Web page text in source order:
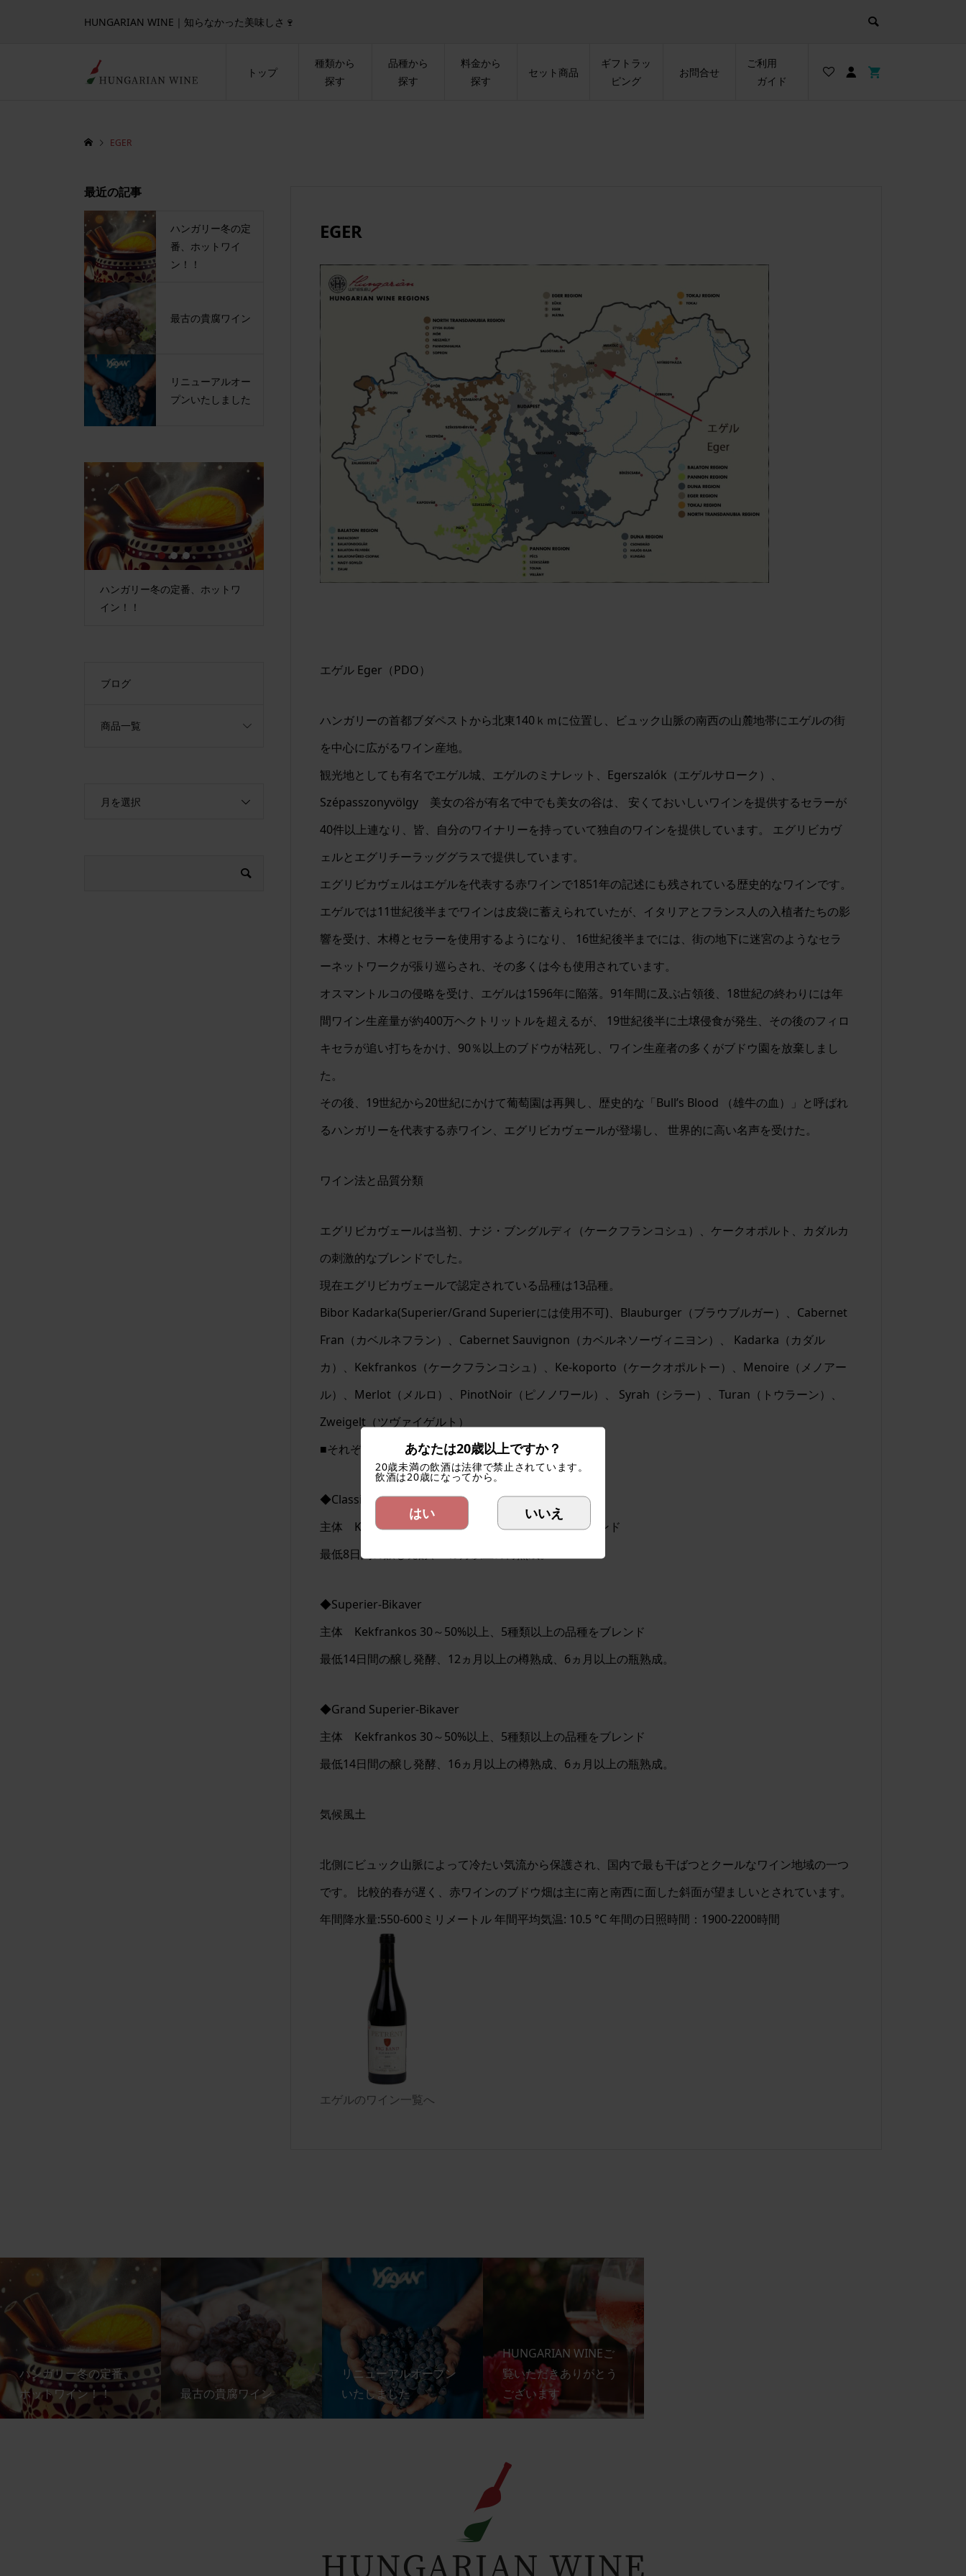
HUNGARIAN WINE｜知らなかった美味しさ🍷
トップ
種類から
探す
品種から
探す
料金から
探す
セット商品
ギフトラッ
ピング
お問合せ
ご利用
ガイド
EGER
EGER
エゲル Eger（PDO）
ハンガリーの首都ブダペストから北東140ｋｍに位置し、ビュック山脈の南西の山麓地帯にエゲルの街
を中心に広がるワイン産地。
観光地としても有名でエゲル城、エゲルのミナレット、Egerszalók（エゲルサローク）、
Szépasszonyvölgy 美女の谷が有名で中でも美女の谷は、 安くておいしいワインを提供するセラーが
40件以上連なり、皆、自分のワイナリーを持っていて独自のワインを提供しています。 エグリビカヴ
ェルとエグリチーラッググラスで提供しています。
エグリビカヴェルはエゲルを代表する赤ワインで1851年の記述にも残されている歴史的なワインです。
エゲルでは11世紀後半までワインは皮袋に蓄えられていたが、イタリアとフランス人の入植者たちの影
響を受け、木樽とセラーを使用するようになり、 16世紀後半までには、街の地下に迷宮のようなセラ
ーネットワークが張り巡らされ、その多くは今も使用されています。
オスマントルコの侵略を受け、エゲルは1596年に陥落。91年間に及ぶ占領後、18世紀の終わりには年
間ワイン生産量が約400万ヘクトリットルを超えるが、 19世紀後半に土壌侵食が発生、その後のフィロ
キセラが追い打ちをかけ、90％以上のブドウが枯死し、ワイン生産者の多くがブドウ園を放棄しまし
た。
その後、19世紀から20世紀にかけて葡萄園は再興し、歴史的な「Bull’s Blood （雄牛の血）」と呼ばれ
るハンガリーを代表する赤ワイン、エグリビカヴェールが登場し、 世界的に高い名声を受けた。
ワイン法と品質分類
エグリビカヴェールは当初、ナジ・ブングルディ（ケークフランコシュ）、ケークオポルト、カダルカ
の刺激的なブレンドでした。
現在エグリビカヴェールで認定されている品種は13品種。
Bibor Kadarka(Superier/Grand Superierには使用不可)、Blauburger（ブラウブルガー）、Cabernet
Fran（カベルネフラン）、Cabernet Sauvignon（カベルネソーヴィニヨン）、 Kadarka（カダル
カ）、Kekfrankos（ケークフランコシュ）、Ke-koporto（ケークオポルトー）、Menoire（メノアー
ル）、Merlot（メルロ）、PinotNoir（ピノノワール）、 Syrah（シラー）、Turan（トウラーン）、
Zweigelt（ツヴァイゲルト）
■それぞれの等級と生産規定
◆Classicus-Bikaver
主体 Kekfrankos 50%以上、3種類以上の品種をブレンド
最低8日間の醸し発酵、6ヵ月以上の樽熟成。
◆Superier-Bikaver
主体 Kekfrankos 30～50%以上、5種類以上の品種をブレンド
最低14日間の醸し発酵、12ヵ月以上の樽熟成、6ヵ月以上の瓶熟成。
◆Grand Superier-Bikaver
主体 Kekfrankos 30～50%以上、5種類以上の品種をブレンド
最低14日間の醸し発酵、16ヵ月以上の樽熟成、6ヵ月以上の瓶熟成。
気候風土
北側にビュック山脈によって冷たい気流から保護され、国内で最も干ばつとクールなワイン地域の一つ
です。 比較的春が遅く、赤ワインのブドウ畑は主に南と南西に面した斜面が望ましいとされています。
年間降水量:550-600ミリメートル 年間平均気温: 10.5 °C 年間の日照時間：1900-2200時間
エゲルのワイン一覧へ
最近の記事
ハンガリー冬の定
番、ホットワイ
ン！！
最古の貴腐ワイン
リニューアルオー
プンいたしました
ハンガリー冬の定番、ホットワ
イン！！
1 2 3
ブログ
商品一覧
月を選択
ハンガリー冬の定番、
ホットワイン！！
最古の貴腐ワイン
リニューアルオープン
いたしました
HUNGARIAN WINEご
覧いただきありがとう
ございます
あなたは20歳以上ですか？
20歳未満の飲酒は法律で禁止されています。
飲酒は20歳になってから。
はい いいえ